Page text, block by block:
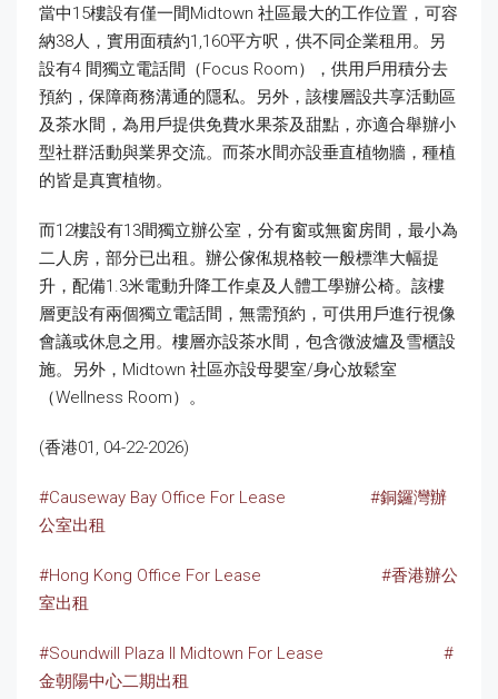
當中15樓設有僅一間Midtown 社區最大的工作位置，可容
納38人，實用面積約1,160平方呎，供不同企業租用。另
設有4 間獨立電話間（Focus Room），供用戶用積分去
預約，保障商務溝通的隱私。另外，該樓層設共享活動區
及茶水間，為用戶提供免費水果茶及甜點，亦適合舉辦小
型社群活動與業界交流。而茶水間亦設垂直植物牆，種植
的皆是真實植物。
而12樓設有13間獨立辦公室，分有窗或無窗房間，最小為
二人房，部分已出租。辦公傢俬規格較一般標準大幅提
升，配備1.3米電動升降工作桌及人體工學辦公椅。該樓
層更設有兩個獨立電話間，無需預約，可供用戶進行視像
會議或休息之用。樓層亦設茶水間，包含微波爐及雪櫃設
施。另外，Midtown 社區亦設母嬰室/身心放鬆室
（Wellness Room）。
(香港01, 04-22-2026)
#Causeway Bay Office For Lease
#銅鑼灣辦
公室出租
#Hong Kong Office For Lease
#香港辦公
室出租
#Soundwill Plaza II Midtown For Lease
#
金朝陽中心二期出租